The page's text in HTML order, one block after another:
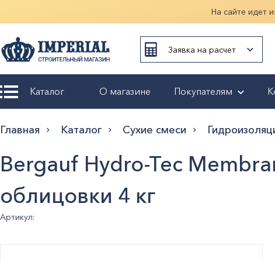
На сайте идет
Заявка на расчет
Каталог О магазине Покупателям
Возврат и
обмен
Гарантия
Главная Каталог Сухие смеси
Bergauf Hydro-Tec
облицовки 4 кг
Артикул: